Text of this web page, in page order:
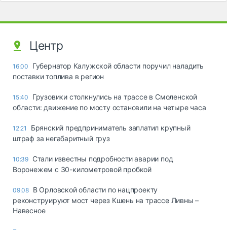
Центр
16:00
Губернатор Калужской области поручил наладить
поставки топлива в регион
15:40
Грузовики столкнулись на трассе в Смоленской
области: движение по мосту остановили на четыре часа
12:21
Брянский предприниматель заплатил крупный
штраф за негабаритный груз
10:39 Стали известны подробности аварии под
Воронежем с 30-километровой пробкой
09.08 В Орловской области по нацпроекту
реконструируют мост через Кшень на трассе Ливны –
Навесное